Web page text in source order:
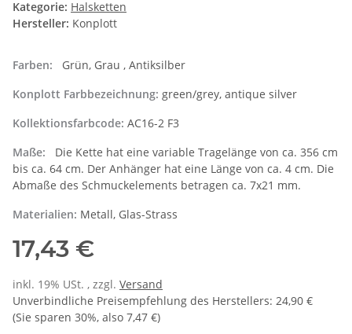
Kategorie: Halsketten
Hersteller: Konplott
Farben:
Grün, Grau , Antiksilber
Konplott Farbbezeichnung: green/grey, antique silver
Kollektionsfarbcode: AC16-2 F3
Maße:
Die Kette hat eine variable Tragelänge von ca. 356 cm
bis ca. 64 cm. Der Anhänger hat eine Länge von ca. 4 cm. Die
Abmaße des Schmuckelements betragen ca. 7x21 mm.
Materialien: Metall, Glas-Strass
17,43 €
inkl. 19% USt. , zzgl. Versand
Unverbindliche Preisempfehlung des Herstellers: 24,90 €
(Sie sparen 30%, also 7,47 €)